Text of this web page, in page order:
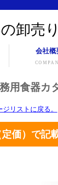
卸売
会社概
用食器カ
リストに戻る。
価）で記